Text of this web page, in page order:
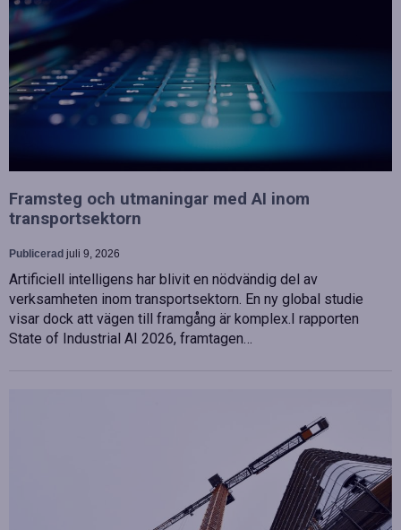
Framsteg och utmaningar med AI inom
transportsektorn
Publicerad juli 9, 2026
Artificiell intelligens har blivit en nödvändig del av
verksamheten inom transportsektorn. En ny global studie
visar dock att vägen till framgång är komplex.I rapporten
State of Industrial AI 2026, framtagen…